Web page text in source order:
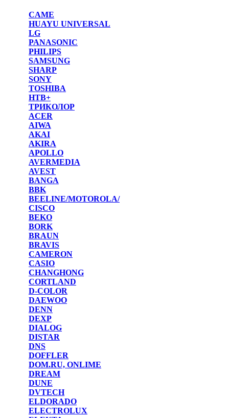
CAME
HUAYU UNIVERSAL
LG
PANASONIC
PHILIPS
SAMSUNG
SHARP
SONY
TOSHIBA
НТВ+
ТРИКОЛОР
ACER
AIWA
AKAI
AKIRA
APOLLO
AVERMEDIA
AVEST
BANGA
BBK
BEELINE/MOTOROLA/
CISCO
BEKO
BORK
BRAUN
BRAVIS
CAMERON
CASIO
CHANGHONG
CORTLAND
D-COLOR
DAEWOO
DENN
DEXP
DIALOG
DISTAR
DNS
DOFFLER
DOM.RU, ONLIME
DREAM
DUNE
DVTECH
ELDORADO
ELECTROLUX